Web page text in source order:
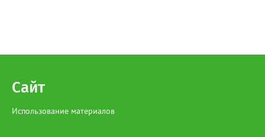
Сайт
Использование материалов